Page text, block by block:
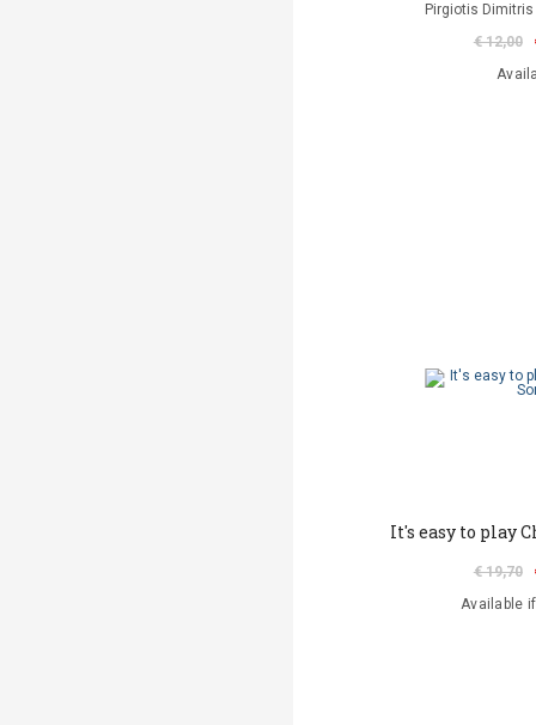
Pirgiotis
€ 12,00
It's easy to play
€ 19,70
Available